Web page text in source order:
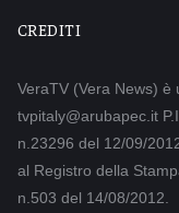
CREDITI
VeraTV (Vera News) è
tvpitaly@arubapec.it
n.23296 del 12/09/
al Registro della
n.503 del 14/08/2012.